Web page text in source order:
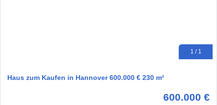
1 / 1
Haus zum Kaufen in Hannover 600.000 € 230 m²
600.000 €